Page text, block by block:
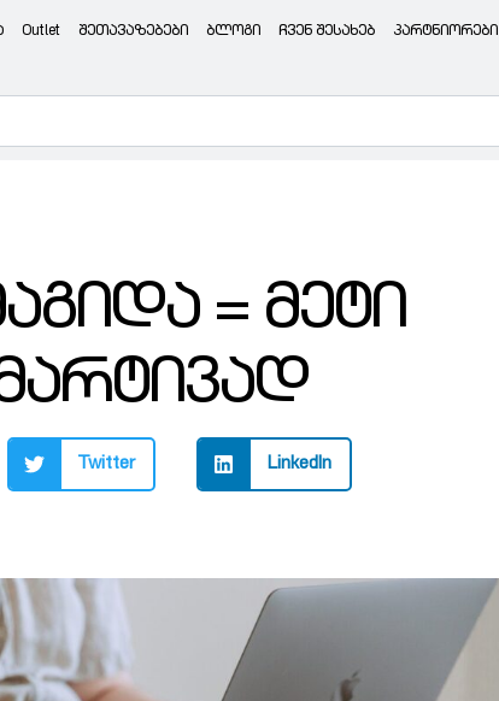
Outlet შეთავაზებები ბლოგი ჩვენ შესახებ პარტნიორები
= მეტი
Twitter LinkedIn